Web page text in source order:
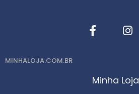
MINHALOJA.COM.BR
Minha Loja